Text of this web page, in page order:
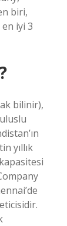
biri,
en iyi 3
bilinir),
yıllık